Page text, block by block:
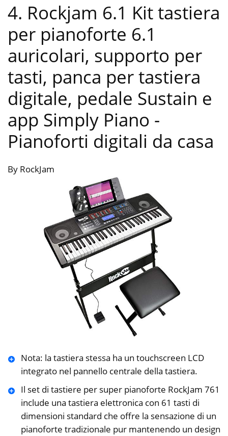
4. Rockjam 6.1 Kit tastiera
per pianoforte 6.1
auricolari, supporto per
tasti, panca per tastiera
digitale, pedale Sustain e
app Simply Piano -
Pianoforti digitali da casa
By RockJam
Nota: la tastiera stessa ha un touchscreen LCD
integrato nel pannello centrale della tastiera.
Il set di tastiere per super pianoforte RockJam 761
include una tastiera elettronica con 61 tasti di
dimensioni standard che offre la sensazione di un
pianoforte tradizionale pur mantenendo un design